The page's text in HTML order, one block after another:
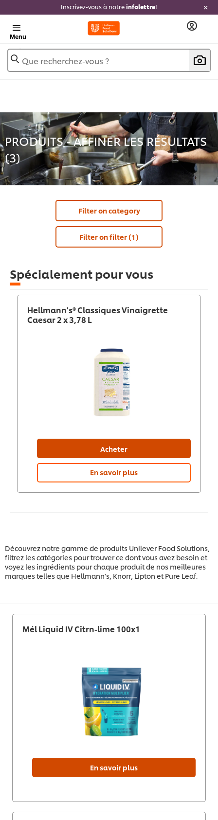
Inscrivez-vous à notreinfolettre!
Menu
Que recherchez-vous ?
PRODUITS - AFFINER LES RÉSULTATS
(3)
Filter on category
Filter on filter (1)
Spécialement pour vous
Hellmann's® Classiques Vinaigrette
Caesar 2 x 3,78 L
Acheter
En savoir plus
Découvrez notre gamme de produits Unilever Food Solutions,
filtrez les catégories pour trouver ce dont vous avez besoin et
voyez les ingrédients pour chaque produit de nos meilleures
marques telles que Hellmann's, Knorr, Lipton et Pure Leaf.
Mél Liquid IV Citrn-lime 100x1
En savoir plus